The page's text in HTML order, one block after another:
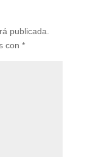
publicada.
con *